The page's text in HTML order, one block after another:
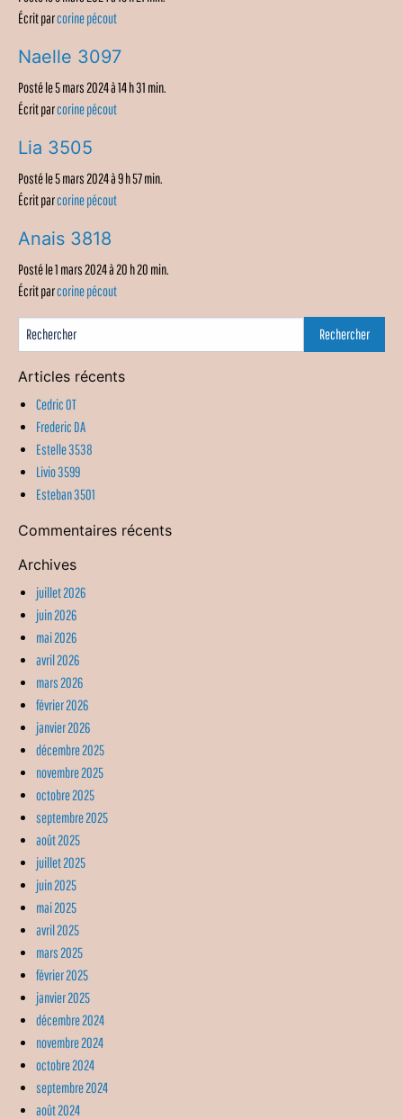
Écrit parcorine pécout
Naelle 3097
Posté le 5 mars 2024 à 14 h 31 min.
Écrit parcorine pécout
Lia 3505
Posté le 5 mars 2024 à 9 h 57 min.
Écrit parcorine pécout
Anais 3818
Posté le 1 mars 2024 à 20 h 20 min.
Écrit parcorine pécout
Articles récents
Cedric OT
Frederic DA
Estelle 3538
Livio 3599
Esteban 3501
Commentaires récents
Archives
juillet 2026
juin 2026
mai 2026
avril 2026
mars 2026
février 2026
janvier 2026
décembre 2025
novembre 2025
octobre 2025
septembre 2025
août 2025
juillet 2025
juin 2025
mai 2025
avril 2025
mars 2025
février 2025
janvier 2025
décembre 2024
novembre 2024
octobre 2024
septembre 2024
août 2024